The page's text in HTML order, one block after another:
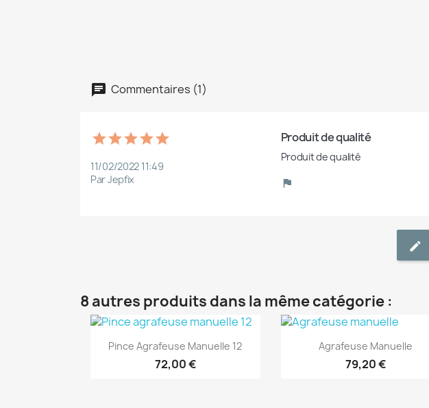
Commentaires (1)
11/02/2022 11:49
Par Jepfix
Produit de qualité
Produit de qualité
8 autres produits dans la même catégorie :
Aperçu rapide
Pince Agrafeuse Manuelle 12
72,00 €
(1)
Aperçu rapide
Agrafeuse Manuelle
79,20 €
(1)